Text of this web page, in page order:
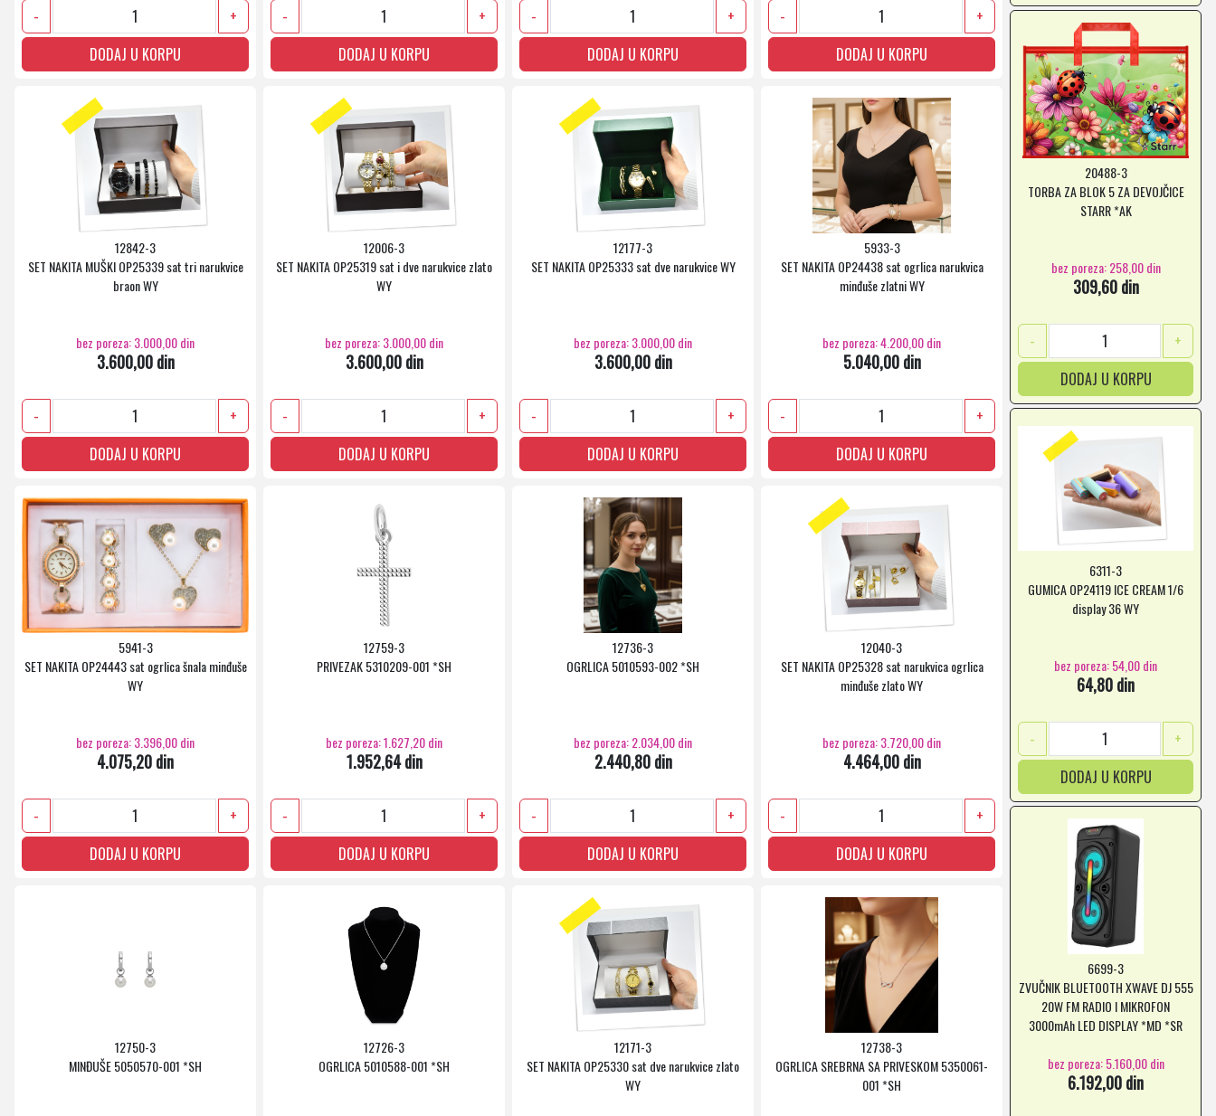
-
+
DODAJ U KORPU
-
+
DODAJ U KORPU
-
+
DODAJ U KORPU
-
+
DODAJ U KORPU
12842-3
SET NAKITA MUŠKI OP25339 sat tri narukvice
braon WY
bez poreza: 3.000,00 din
3.600,00 din
-
+
DODAJ U KORPU
12006-3
SET NAKITA OP25319 sat i dve narukvice zlato
WY
bez poreza: 3.000,00 din
3.600,00 din
-
+
DODAJ U KORPU
12177-3
SET NAKITA OP25333 sat dve narukvice WY
bez poreza: 3.000,00 din
3.600,00 din
-
+
DODAJ U KORPU
5933-3
SET NAKITA OP24438 sat ogrlica narukvica
minđuše zlatni WY
bez poreza: 4.200,00 din
5.040,00 din
-
+
DODAJ U KORPU
5941-3
SET NAKITA OP24443 sat ogrlica šnala minđuše
WY
bez poreza: 3.396,00 din
4.075,20 din
-
+
DODAJ U KORPU
12759-3
PRIVEZAK 5310209-001 *SH
bez poreza: 1.627,20 din
1.952,64 din
-
+
DODAJ U KORPU
12736-3
OGRLICA 5010593-002 *SH
bez poreza: 2.034,00 din
2.440,80 din
-
+
DODAJ U KORPU
12040-3
SET NAKITA OP25328 sat narukvica ogrlica
minđuše zlato WY
bez poreza: 3.720,00 din
4.464,00 din
-
+
DODAJ U KORPU
12750-3
MINĐUŠE 5050570-001 *SH
12726-3
OGRLICA 5010588-001 *SH
12171-3
SET NAKITA OP25330 sat dve narukvice zlato
WY
12738-3
OGRLICA SREBRNA SA PRIVESKOM 5350061-
001 *SH
20488-3
TORBA ZA BLOK 5 ZA DEVOJČICE
STARR *AK
bez poreza: 258,00 din
309,60 din
-
+
DODAJ U KORPU
6311-3
GUMICA OP24119 ICE CREAM 1/6
display 36 WY
bez poreza: 54,00 din
64,80 din
-
+
DODAJ U KORPU
6699-3
ZVUČNIK BLUETOOTH XWAVE DJ 555
20W FM RADIO I MIKROFON
3000mAh LED DISPLAY *MD *SR
bez poreza: 5.160,00 din
6.192,00 din